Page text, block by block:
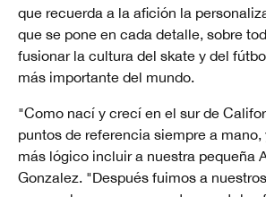
que recuerda a la afición la
que se pone en cada detalle, sobre
fusionar la cultura del skate y del
más importante del mundo.
"Como nací y crecí en el sur de
puntos de referencia siempre a
más lógico incluir a nuestra pequeña
Gonzalez. "Después fuimos a